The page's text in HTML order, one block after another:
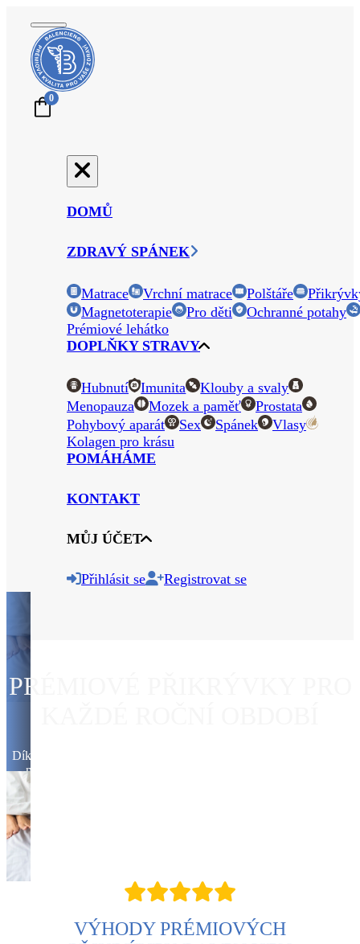
0
DOMŮ
ZDRAVÝ SPÁNEK
Matrace Vrchní matrace Polštáře
Magnetoterapie
Pro děti
Ochranné potahy
Prémiové lehátko
DOPLŇKY STRAVY
Hubnutí Imunita
Klouby a svaly
Menopauza
Mozek a paměť
Prostata
Pohybový aparát
Sex Spánek
Vlasy
Kolagen pro krásu
POMÁHÁME
KONTAKT
MŮJ ÚČET
Přihlásit se Registrovat se
PRÉMIOVÉ PŘIKRÝVKY PRO
Díky našim přikrývkám získáte zaručeně ideální klima, bez ohledu
na roční období. Jsou zkrátka skvělým doplňkem pro každou
ZJISTĚTE VÍCE
VÝHODY PRÉMIOVÝCH